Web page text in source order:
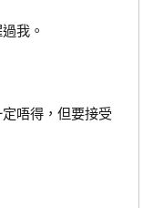
我。
唔得，但要接受